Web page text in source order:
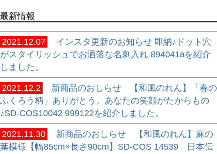
最新情報
2021.12.07
インスタ更新のお知らせ 即納♪ドット穴
がスタイリッシュでお洒落な名刺入れ 894041aを紹介
しました。
2021.12.2
新商品のおしらせ 【和風のれん】「春の
ふくろう柄」ありがとう。あなたの笑顔がたからもの
♪SD-COS10042 999122を紹介しました。
2021.11.30
新商品のおしらせ 【和風のれん】麻の
葉模様【幅85cm×長さ90cm】SD-COS 14539 日本伝